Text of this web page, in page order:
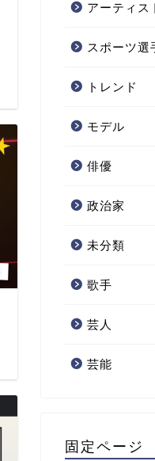
アーティス
スポーツ選
トレンド
モデル
俳優
政治家
未分類
歌手
芸人
芸能
固定ページ